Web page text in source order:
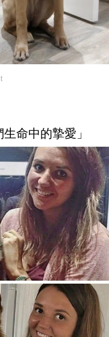
命中的摯愛」